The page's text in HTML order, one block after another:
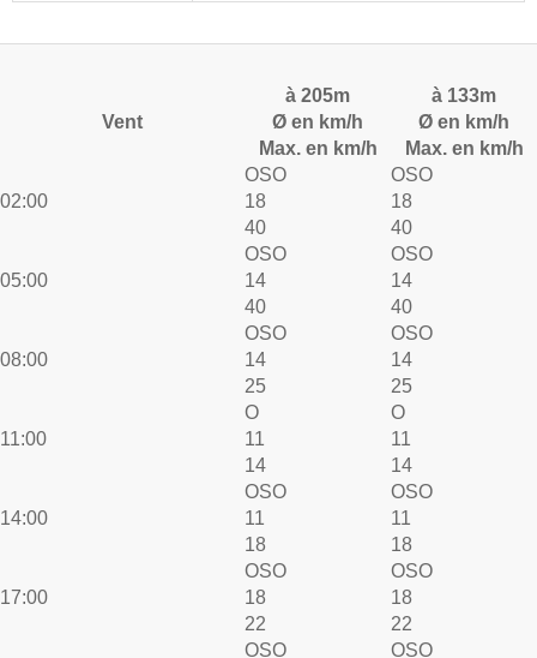
Vent
à 205m
Ø en km/h
Max. en km/h
à 133m
Ø en km/h
Max. en km/h
02:00
OSO
18
40
OSO
18
40
05:00
OSO
14
40
OSO
14
40
08:00
OSO
14
25
OSO
14
25
11:00
O
11
14
O
11
14
14:00
OSO
11
18
OSO
11
18
17:00
OSO
18
22
OSO
18
22
OSO
OSO